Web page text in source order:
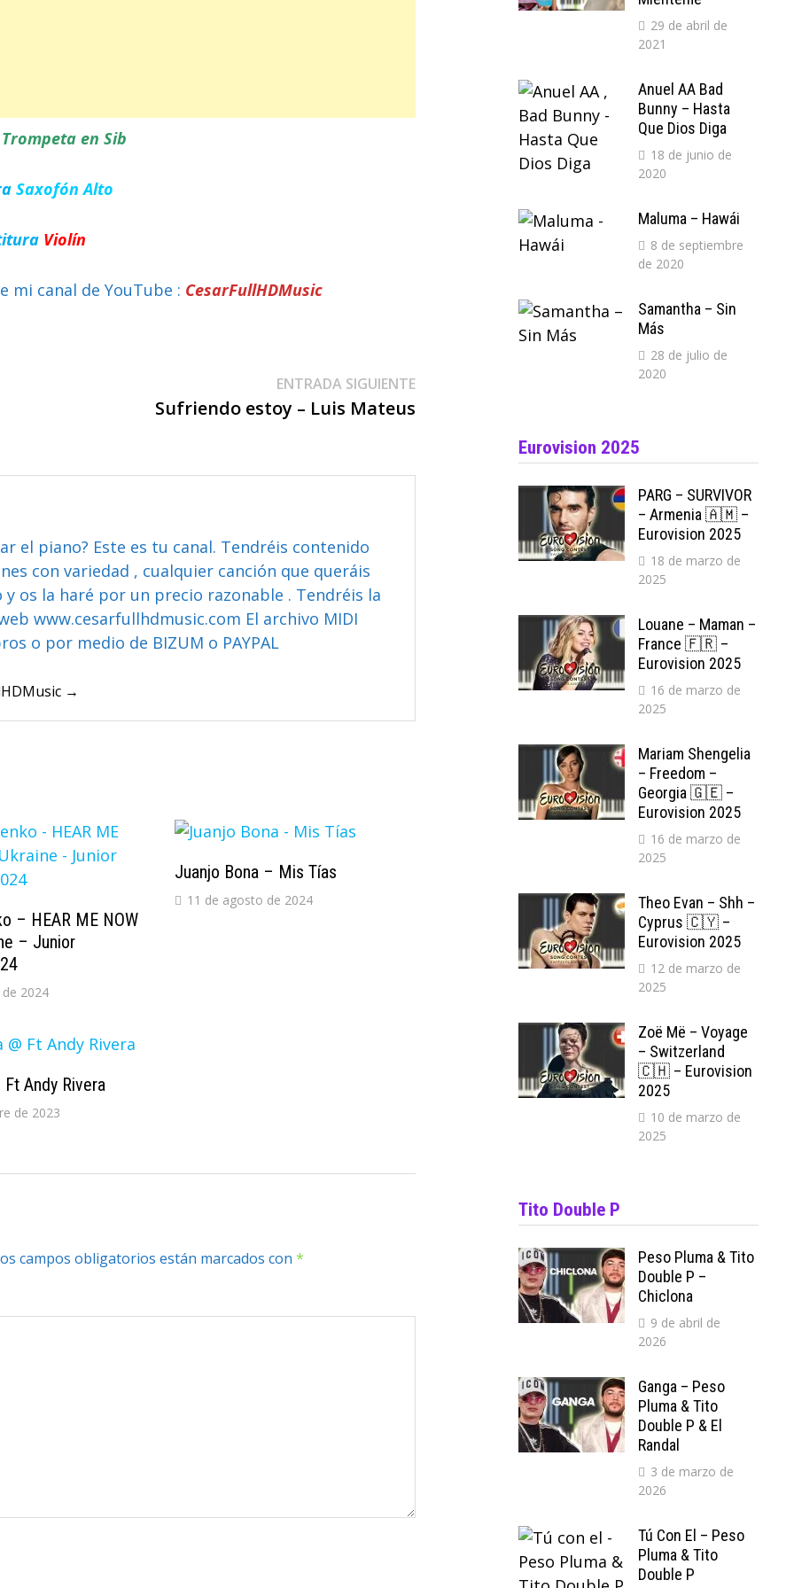
Trompeta en Sib
Saxofón Alto
Violín
mi canal de YouTube : CesarFullHDMusic
ENTRADA SIGUIENTEEntrada
Sufriendo estoy – Luis Mateus
el piano? Este es tu canal. Tendréis contenido
con variedad , cualquier canción que queráis
os la haré por un precio razonable . Tendréis la
www.cesarfullhdmusic.com El archivo MIDI
o por medio de BIZUM o PAYPAL
→
– HEAR ME NOW
– Junior
2024
Juanjo Bona – Mis Tías
11 de agosto de 2024
Andy Rivera
de 2023
campos obligatorios están marcados con*
29 de abril de
2021
Anuel AA Bad
Bunny – Hasta
Que Dios Diga
18 de junio de
2020
Maluma – Hawái
8 de septiembre
de 2020
Samantha – Sin
Más
28 de julio de
2020
Eurovision 2025
PARG – SURVIVOR
– Armenia 🇦🇲 –
Eurovision 2025
18 de marzo de
2025
Louane – Maman –
France 🇫🇷 –
Eurovision 2025
16 de marzo de
2025
Mariam Shengelia
– Freedom –
Georgia 🇬🇪 –
Eurovision 2025
16 de marzo de
2025
Theo Evan – Shh –
Cyprus 🇨🇾 –
Eurovision 2025
12 de marzo de
2025
Zoë Më – Voyage
– Switzerland
🇨🇭 – Eurovision
2025
10 de marzo de
2025
Tito Double P
Peso Pluma & Tito
Double P –
Chiclona
9 de abril de
2026
Ganga – Peso
Pluma & Tito
Double P & El
Randal
3 de marzo de
2026
Tú Con El – Peso
Pluma & Tito
Double P